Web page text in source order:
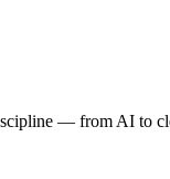
— from AI to